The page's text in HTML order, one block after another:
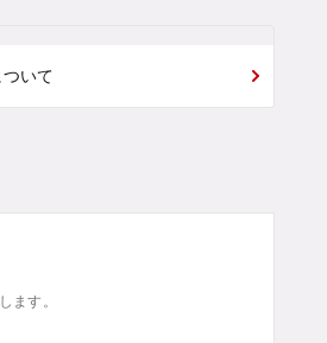
いて
ます。